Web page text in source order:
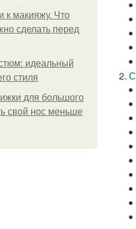
к макияжу. Что
сделать перед
идеальный
стиля
для большого
свой нос меньше